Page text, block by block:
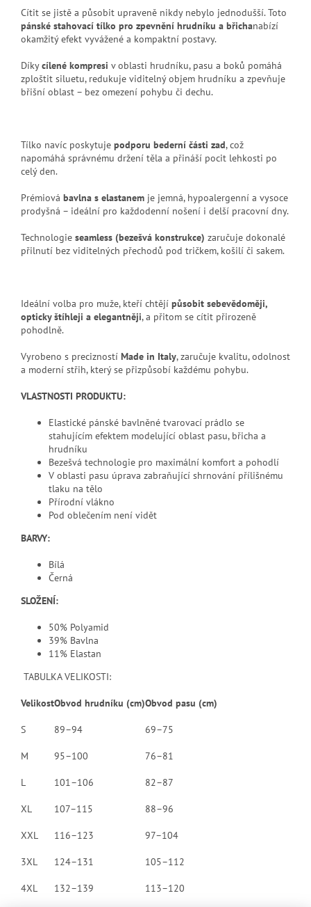
Cítit se jistě a působit upraveně nikdy nebylo jednodušší. Toto
pánské stahovací tílko pro zpevnění hrudníku a břichanabízí
okamžitý efekt vyvážené a kompaktní postavy.
Díkycílené kompresi v oblasti hrudníku, pasu a boků pomáhá
zploštit siluetu, redukuje viditelný objem hrudníku a zpevňuje
břišní oblast – bez omezení pohybu či dechu.
Tílko navíc poskytuje podporu bederní části zad, což
napomáhá správnému držení těla a přináší pocit lehkosti po
celý den.
Prémiová bavlna s elastanem je jemná, hypoalergenní a vysoce
prodyšná – ideální pro každodenní nošení i delší pracovní dny.
Technologie seamless (bezešvá konstrukce) zaručuje dokonalé
přilnutí bez viditelných přechodů pod tričkem, košilí či sakem.
Ideální volba pro muže, kteří chtějí působit sebevědoměji,
opticky štíhleji a elegantněji, a přitom se cítit přirozeně
pohodlně.
Vyrobeno s precizností Made in Italy, zaručuje kvalitu, odolnost
a moderní střih, který se přizpůsobí každému pohybu.
VLASTNOSTI PRODUKTU:
Elastické pánské bavlněné tvarovací prádlo se
stahujícím efektem modelující oblast pasu, břicha a
hrudníku
Bezešvá technologie pro maximální komfort a pohodlí
V oblasti pasu úprava zabraňující shrnování přílišnému
tlaku na tělo
Přírodní vlákno
Pod oblečením není vidět
BARVY:
Bílá
Černá
SLOŽENÍ:
50% Polyamid
39% Bavlna
11% Elastan
TABULKA VELIKOSTI:
VelikostObvod hrudníku (cm)Obvod pasu (cm)
S 89–94 69–75
M 95–100 76–81
L 101–106 82–87
XL 107–115 88–96
XXL 116–123 97–104
3XL 124–131 105–112
4XL 132–139 113–120